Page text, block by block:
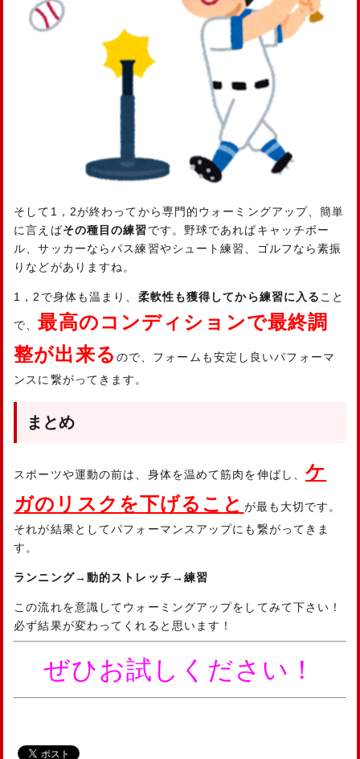
そして1，2が終わってから専門的ウォーミングアップ、簡単
に言えばその種目の練習です。野球であればキャッチボー
ル、サッカーならパス練習やシュート練習、ゴルフなら素振
りなどがありますね。
1，2で身体も温まり、 柔軟性も獲得してから練習に入る こと
で、最高のコンディションで最終調
整が出来る ので、フォームも安定し良いパフォーマ
ンスに繋がってきます。
まとめ
スポーツや運動の前は、身体を温めて筋肉を伸ばし、ケ
ガのリスクを下げること が最も大切です。
それが結果としてパフォーマンスアップにも繋がってきま
す。
ランニング→動的ストレッチ→練習
この流れを意識してウォーミングアップをしてみて下さい！
必ず結果が変わってくれると思います！
ぜひお試しください！